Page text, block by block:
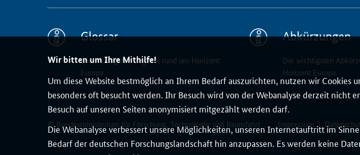
Wir bitten um Ihre Mithilfe!
Um diese Website bestmöglich an Ihrem Bedarf auszurichten, nutzen wir Cookies
besonders oft besucht werden. Ihr Besuch wird von der Webanalyse derzeit nicht
Besuch auf unseren Seiten anonymisiert mitgezählt werden darf.
Die Webanalyse verbessert unsere Möglichkeiten, unseren Internetauftritt im
Bedarf der deutschen Forschungslandschaft hin anzupassen. Es werden keine
n
a
k
t
t
e
l
l
e
Glossar
Die wichtigsten Begriffe rund um Horizont
Europa
Abkürzungen
Die wichtigsten
Horizont Europa
© Bundesministerium für Forschung, Technologie und Raumfahrt Impressum